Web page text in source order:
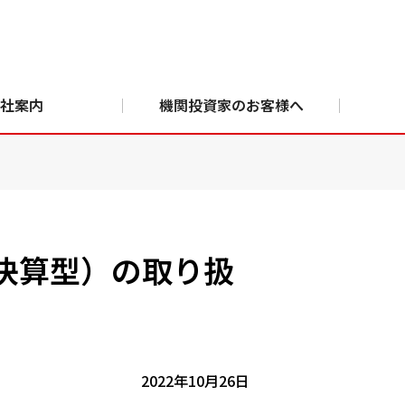
案内 機関投資家のお客様へ
算型）の取り扱
2022年10月26日